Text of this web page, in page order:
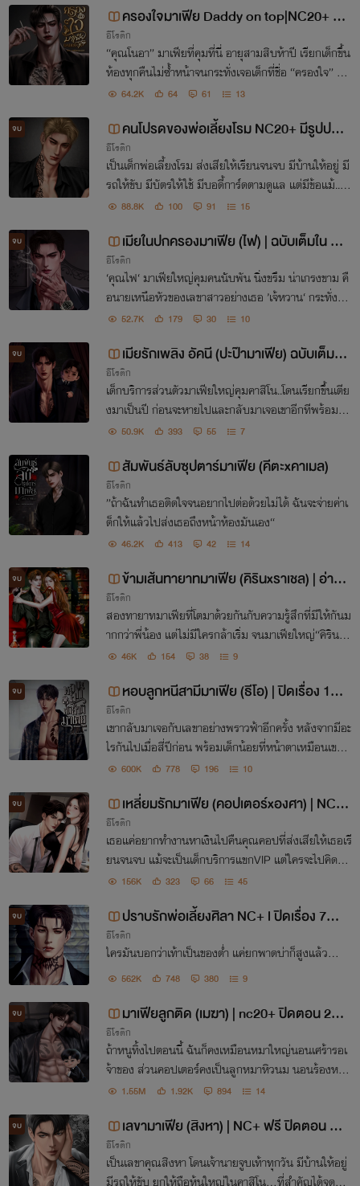
ครองใจมาเฟีย Daddy on top|NC20+ มีรู
ปประกอบ🔥
อีโรติก
“คุณโนอา” มาเฟียที่คุมที่นี่ อายุสามสิบห้าปี เรียกเด็กขึ้น
ห้องทุกคืนไม่ซ้ำหน้าจนกระทั่งเจอเด็กที่ชื่อ “ครองใจ” คน
เดียวที่ทำเขาติดใจ อยากรับเธอไปเลี้ยงดู และไม่เคยเรียก
64.2K 64 61 13
จบ
คนโปรดของพ่อเลี้ยงโรม NC20+ มีรูปประ
กอบ🔞🔥 ฉบับเต็มใน e-book
อีโรติก
เป็นเด็กพ่อเลี้ยงโรม ส่งเสียให้เรียนจนจบ มีบ้านให้อยู่ มี
รถให้ขับ มีบัตรให้ใช้ มีบอดี้การ์ดตามดูแล แต่มีข้อแม้.. ”เ
รียกหาเมื่อไหร่ ต้องมาทันที มาสนองให้ฉัน ให้สมกับที่ฉั
88.8K 100 91 15
จบ
เมียในปกครองมาเฟีย (ไฟ) | ฉบับเต็มใน E-
book เท่านั้น
อีโรติก
‘คุณไฟ‘ มาเฟียใหญ่คุมคนนับพัน นิ่งขรึม น่าเกรงขาม คื
อนายเหนือหัวของเลขาสาวอย่างเธอ ’เจ้หวาน‘ กระทั่งคืน
ที่เธอนัดผู้ชายมาหา ทำเรื่องอย่างว่าแบบปิดไฟมืดสนิท จ
52.7K 179 30 10
จบ
เมียรักเพลิง อัคนี (ปะป๊ามาเฟีย) ฉบับเต็มใน
E-book
อีโรติก
เด็กบริการส่วนตัวมาเฟียใหญ่คุมคาสิโน..โดนเรียกขึ้นเตีย
งมาเป็นปี ก่อนจะหายไปและกลับมาเจอเขาอีกทีพร้อมเด็
กน้อยตัวเท่าเข่า “DNA บนหน้าชัดขนาดนี้ ลูกกูแน่” “ม่า
50.9K 393 55 7
สัมพันธ์ลับซุปตาร์มาเฟีย (คีตะxคาเมล)
อีโรติก
”ถ้าฉันทำเธอติดใจจนอยากไปต่อด้วยไม่ได้ ฉันจะจ่ายค่าเ
ด็กให้แล้วไปส่งเธอถึงหน้าห้องมันเอง“
46.2K 413 42 14
จบ
ข้ามเส้นทายาทมาเฟีย (คิรินxราเชล) | อ่าน
ฉบับเต็มในอีบุ๊คเท่านั้น
อีโรติก
สองทายาทมาเฟียที่โตมาด้วยกันกับความรู้สึกที่มีให้กันม
ากกว่าพี่น้อง แต่ไม่มีใครกล้าเริ่ม จนมาเฟียใหญ่“คิริน”ต้
องใช้เล่ห์เหลี่ยมที่มีล่อลูกสาวมาเฟีย“ราเชล”เข้าถ้ำ เป็น
46K 154 38 9
จบ
หอบลูกหนีสามีมาเฟีย (ธีโอ) | ปิดเรื่อง 19
ก.พ. 68 ฉบับเต็มในอีบุ๊คเท่านั้น
อีโรติก
เขากลับมาเจอกับเลขาอย่างพราวฟ้าอีกครั้ง หลังจากมีอะ
ไรกันไปเมื่อสี่ปีก่อน พร้อมเด็กน้อยที่หน้าตาเหมือนเขาใ
นวัยเด็กอย่างกับแฝด “ใครอะ ทำมายหน้าเหมือนคุณแด๊
600K 778 196 10
จบ
เหลี่ยมรักมาเฟีย (คอปเตอร์xองศา) | NC+
มีอีบุ๊ค
อีโรติก
เธอแค่อยากทำงานหาเงินไปคืนคุณคอปที่ส่งเสียให้เธอเรี
ยนจนจบ แม้จะเป็นเด็กบริการแขกVIP แต่ใครจะไปคิดว่า
คนที่รอเธออยู่ในห้องดันเป็นคนเดียวกับคนที่ส่งเสียเลี้ยง
156K 323 66 45
จบ
ปราบรักพ่อเลี้ยงศิลา NC+ l ปิดเรื่อง 7
ก.ค.67 ฉบับเต็มในอีบุ๊คเท่านั้น
อีโรติก
ใครมันบอกว่าเท้าเป็นของต่ำ แค่ยกพาดบ่าก็สูงแล้ว...
562K 748 380 9
จบ
มาเฟียลูกติด (เมฆา) | nc20+ ปิดตอน 26
กพ. 67 ฉบับเต็มในอีบุ๊คเท่านั้น
อีโรติก
ถ้าหนูทิ้งไปตอนนี้ ฉันก็คงเหมือนหมาใหญ่นอนเศร้ารอเ
จ้าของ ส่วนคอปเตอร์คงเป็นลูกหมาหิวนม นอนร้องหาแ
ต่มะมี๊...
1.55M 1.92K 894 14
จบ
เลขามาเฟีย (สิงหา) | NC+ ฟรี ปิดตอน 10
ธ.ค. 66 ฉบับเต็มในอีบุ๊คเท่านั้น
อีโรติก
เป็นเลขาคุณสิงหา โดนเจ้านายจูบเท้าทุกวัน มีบ้านให้อยู่
มีรถให้ขับ ยกให้ถือหุ้นใหญ่ในคาสิโน…ที่สำคัญได้จดทะเ